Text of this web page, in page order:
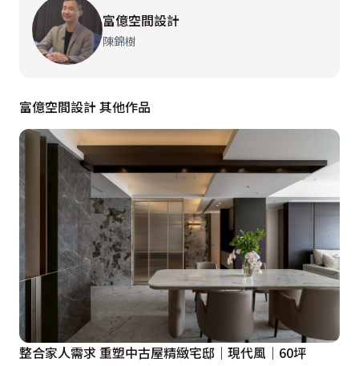
讓空氣保持流通。屏風以銀波灰玻璃為材質，讓客廳與玄
關有區隔，但是又保留穿透性。客廳電視櫃後方為原始建
築的樑柱，設計上以對稱的手法修飾表現。收納櫃選用以
上的清潔及維護。電視櫃下方就選用黑雲石，跟餐廳主桌
做公共區域上的完美呼應。
客廳、餐廳位於同一動線上，設計師利用天花不同造型、
開放式吧台做區域的界定因子，加深空間的通透敞朗的大
器氣勢。將原本客廳跟餐廳的隔間牆打掉，把客餐廳\"拉
成方正\"，選用較輕的顏色作為主色系，維持開闊敞亮的
視覺感。無走道的設計會讓每個區域都被使用到，比原始
的客餐廳的格局還多了四坪空間。於餐廳的水晶燈外面加
上一層薄膜設計，減緩於視覺上的銳利效果，整體營造出
低調而優雅華麗的氣氛。餐桌還是簡單素雅為原則，高低
富億空間設計
陳錦樹
富億空間設計 其他作品
整合家人需求 重塑中古屋精緻宅邸｜現代風｜60坪